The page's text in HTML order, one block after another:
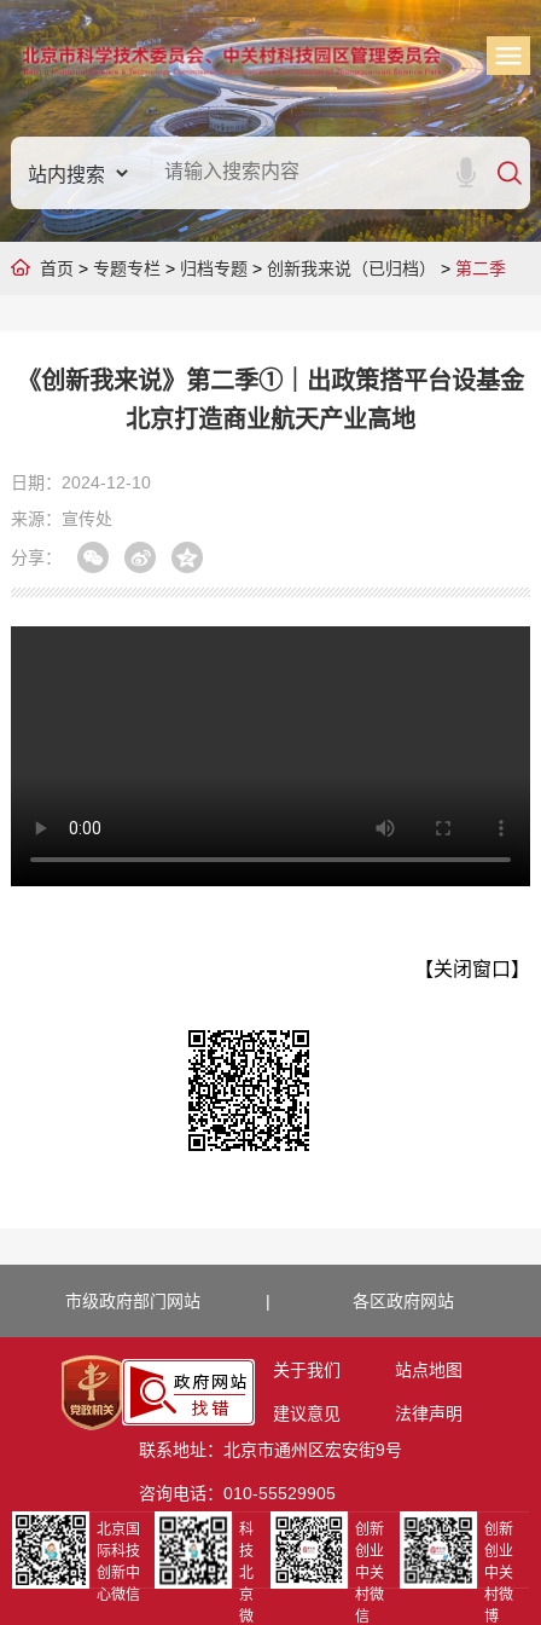
首页 > 专题专栏 > 归档专题> 创新我来说（已归档） > 第二季
《创新我来说》第二季①｜出政策搭平台设基金
北京打造商业航天产业高地
日期：2024-12-10
来源：宣传处
分享：
【关闭窗口】
市级政府部门网站 | 各区政府网站
关于我们 站点地图
建议意见
法律声明
联系地址：北京市通州区宏安街9号
咨询电话：010-55529905
北京国
际科技
创新中
心微信
科
技
北
京
微
创新
创业
中关
村微
信
创新
创业
中关
村微
博